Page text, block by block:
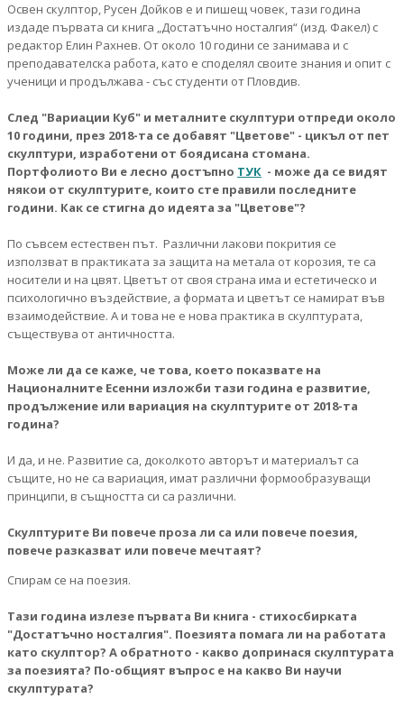
Освен скулптор, Русен Дойков е и пишещ човек, тази година
издаде първата си книга „Достатъчно носталгия“ (изд. Факел) с
редактор Елин Рахнев. От около 10 години се занимава и с
преподавателска работа, като е споделял своите знания и опит с
ученици и продължава - със студенти от Пловдив.
След "Вариации Куб" и металните скулптури отпреди около
10 години, през 2018-та се добавят "Цветове" - цикъл от пет
скулптури, изработени от боядисана стомана.
Портфолиото Ви е лесно достъпно ТУК - може да се видят
някои от скулптурите, които сте правили последните
години. Как се стигна до идеята за "Цветове"?
По съвсем естествен път. Различни лакови покрития се
използват в практиката за защита на метала от корозия, те са
носители и на цвят. Цветът от своя страна има и естетическо и
психологично въздействие, а формата и цветът се намират във
взаимодействие. А и това не е нова практика в скулптурата,
съществува от античността.
Може ли да се каже, че това, което показвате на
Националните Есенни изложби тази година е развитие,
продължение или вариация на скулптурите от 2018-та
година?
И да, и не. Развитие са, доколкото авторът и материалът са
същите, но не са вариация, имат различни формообразуващи
принципи, в същността си са различни.
Скулптурите Ви повече проза ли са или повече поезия,
повече разказват или повече мечтаят?
Спирам се на поезия.
Тази година излезе първата Ви книга - стихосбирката
"Достатъчно носталгия". Поезията помага ли на работата
като скулптор? А обратното - какво допринася скулптурата
за поезията? По-общият въпрос е на какво Ви научи
скулптурата?